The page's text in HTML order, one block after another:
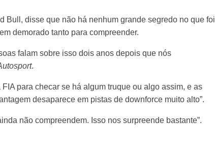
Bull, disse que não há nenhum grande segredo no que foi
demorado tanto para compreender.
falam sobre isso dois anos depois que nós
.
para checar se há algum truque ou algo assim, e as
desaparece em pistas de downforce muito alto”.
não compreendem. Isso nos surpreende bastante”.